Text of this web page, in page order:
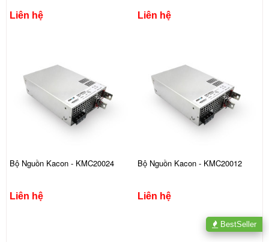
Liên hệ Liên hệ
Bộ Nguồn Kacon - KMC20024
Liên hệ
Bộ Nguồn Kacon - KMC20012
Liên hệ
BestSeller